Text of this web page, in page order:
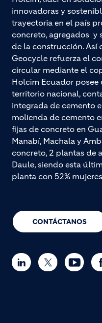
CONTÁCTANOS
innovadoras y
trayectoria en el país
concreto, agregados y
de la construcción. Así
Geocycle refuerza el
circular mediante el
Holcim Ecuador
territorio nacional,
integrada de cemento
molienda de cemento
fijas de concreto en
Manabí, Machala y
concreto, 2 plantas de
Daule, siendo esta
planta con 52%